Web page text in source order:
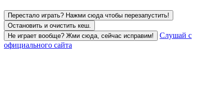
Перестало играть? Нажми сюда чтобы перезапустить!
Остановить и очистить кеш.
Не играет вообще? Жми сюда, сейчас исправим!
Слушай с
официального сайта